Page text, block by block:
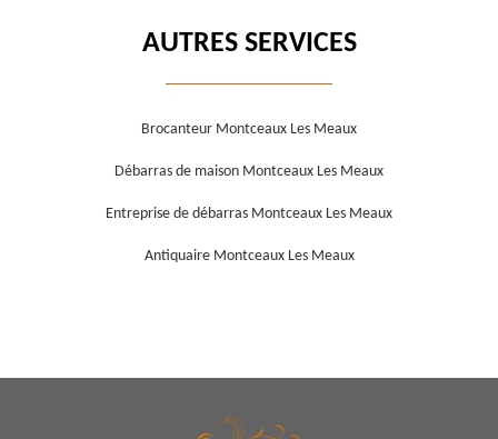
AUTRES SERVICES
Brocanteur Montceaux Les Meaux
Débarras de maison Montceaux Les Meaux
Entreprise de débarras Montceaux Les Meaux
Antiquaire Montceaux Les Meaux